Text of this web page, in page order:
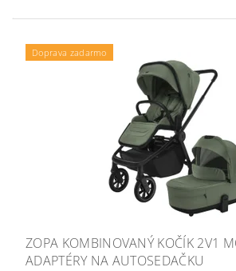
Doprava zadarmo
ZOPA KOMBINOVANÝ KOČÍK 2V1
ADAPTÉRY NA AUTOSEDAČKU